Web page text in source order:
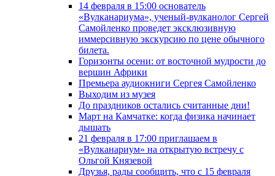
14 февраля в 15:00 основатель
«Вулканариума», ученый-вулканолог Сергей
Самойленко проведет эксклюзивную
иммерсивную экскурсию по цене обычного
билета.
Горизонты осени: от восточной мудрости до
вершин Африки
Премьера аудиокниги Сергея Самойленко
Выходим из музея
До праздников остались считанные дни!
Март на Камчатке: когда физика начинает
дышать
21 февраля в 17:00 приглашаем в
«Вулканариум» на открытую встречу с
Ольгой Князевой
Друзья, рады сообщить, что с 15 февраля